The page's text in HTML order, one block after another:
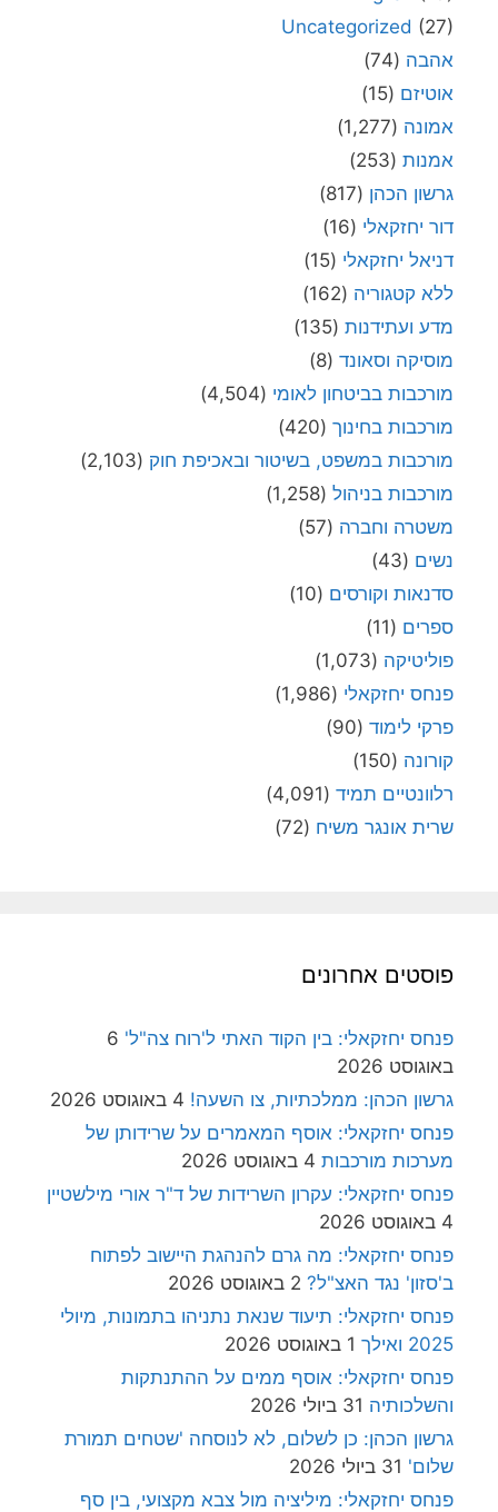
Uncategorized (27)
אהבה (74)
אוטיזם (15)
אמונה (1,277)
אמנות (253)
גרשון הכהן (817)
דור יחזקאלי (16)
דניאל יחזקאלי (15)
ללא קטגוריה (162)
מדע ועתידנות (135)
מוסיקה וסאונד (8)
מורכבות בביטחון לאומי (4,504)
מורכבות בחינוך (420)
מורכבות במשפט, בשיטור ובאכיפת חוק (2,103)
מורכבות בניהול (1,258)
משטרה וחברה (57)
נשים (43)
סדנאות וקורסים (10)
ספרים (11)
פוליטיקה (1,073)
פנחס יחזקאלי (1,986)
פרקי לימוד (90)
קורונה (150)
רלוונטיים תמיד (4,091)
שרית אונגר משיח (72)
פוסטים אחרונים
פנחס יחזקאלי: בין הקוד האתי ל'רוח צה"ל' 6
באוגוסט 2026
גרשון הכהן: ממלכתיות, צו השעה! 4 באוגוסט 2026
פנחס יחזקאלי: אוסף המאמרים על שרידותן של
מערכות מורכבות 4 באוגוסט 2026
פנחס יחזקאלי: עקרון השרידות של ד"ר אורי מילשטיין
4 באוגוסט 2026
פנחס יחזקאלי: מה גרם להנהגת היישוב לפתוח
ב'סזון' נגד האצ"ל? 2 באוגוסט 2026
פנחס יחזקאלי: תיעוד שנאת נתניהו בתמונות, מיולי
2025 ואילך
1 באוגוסט 2026
פנחס יחזקאלי: אוסף ממים על ההתנתקות
והשלכותיה 31 ביולי 2026
גרשון הכהן: כן לשלום, לא לנוסחה 'שטחים תמורת
שלום' 31 ביולי 2026
פנחס יחזקאלי: מיליציה מול צבא מקצועי, בין סף